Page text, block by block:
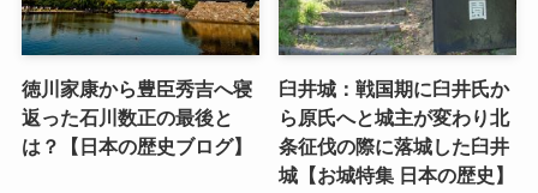
徳川家康から豊臣秀吉へ寝
返った石川数正の最後と
は？【日本の歴史ブログ】
臼井城：戦国期に臼井氏か
ら原氏へと城主が変わり北
条征伐の際に落城した臼井
城【お城特集 日本の歴史】